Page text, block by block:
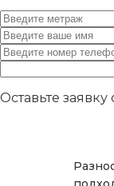
Оставьте